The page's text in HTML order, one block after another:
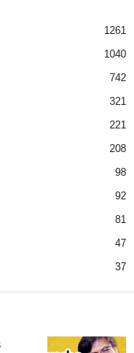
1261
1040
742
321
221
208
98
92
81
47
37